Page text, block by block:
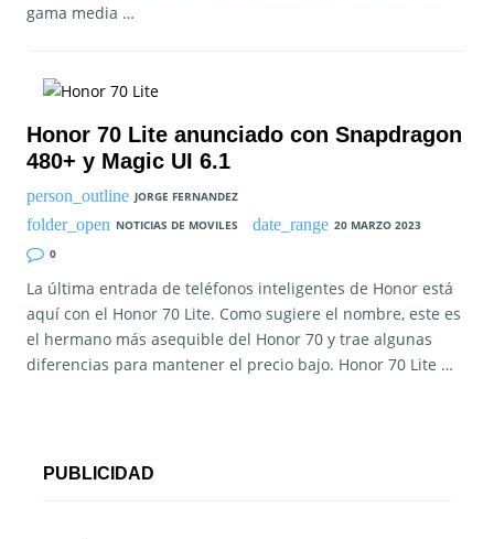
gama media …
Honor 70 Lite anunciado con Snapdragon
480+ y Magic UI 6.1
JORGE FERNANDEZ
NOTICIAS DE MOVILES
20 MARZO 2023
0
La última entrada de teléfonos inteligentes de Honor está
aquí con el Honor 70 Lite. Como sugiere el nombre, este es
el hermano más asequible del Honor 70 y trae algunas
diferencias para mantener el precio bajo. Honor 70 Lite …
PUBLICIDAD